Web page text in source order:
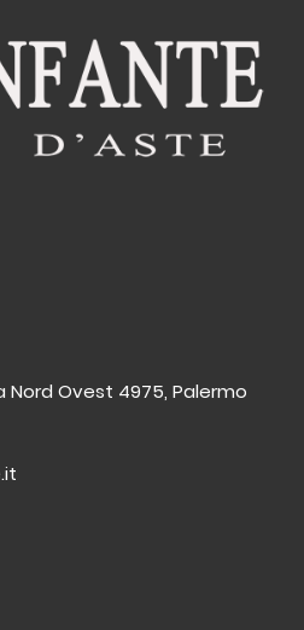
Nord Ovest 4975, Palermo